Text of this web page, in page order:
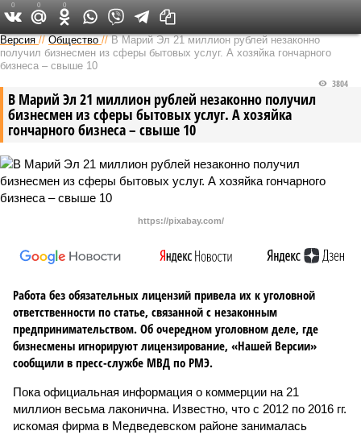
Версия в Чувашии
Версия //Общество //В Марий Эл 21 миллион рублей незаконно
получил бизнесмен из сферы бытовых услуг. А хозяйка гончарного
бизнеса – свыше 10
В Марий Эл 21 миллион рублей незаконно получил
бизнесмен из сферы бытовых услуг. А хозяйка
гончарного бизнеса – свыше 10
3804
https://pixabay.com/
Работа без обязательных лицензий привела их к уголовной
ответственности по статье, связанной с незаконным
предпринимательством. Об очередном уголовном деле, где
бизнесмены игнорируют лицензирование, «Нашей Версии»
сообщили в пресс-службе МВД по РМЭ.
Пока официальная информация о коммерции на 21
миллион весьма лаконична. Известно, что с 2012 по 2016 гг.
искомая фирма в Медведевском районе занималась
0 0 0